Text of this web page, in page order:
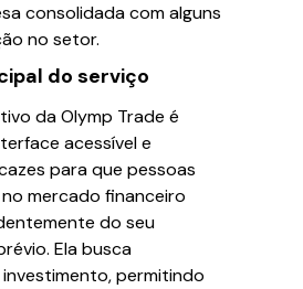
consolidada com alguns
no setor.
do serviço
da Olymp Trade é
acessível e
para que pessoas
mercado financeiro
do seu
Ela busca
permitindo